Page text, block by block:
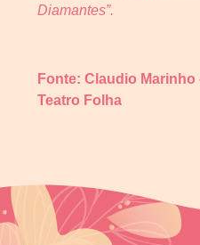
Diamantes”.
Fonte: Claudio
Teatro Folha